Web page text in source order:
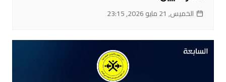
الخميس, 21 مايو 2026, 23:15